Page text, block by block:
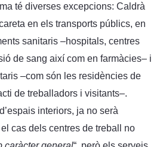
té diverses excepcions: Caldrà
en els transports públics, en
sanitaris –hospitals, centres
de sang així com en farmàcies– i
–com són les residències de
de treballadors i visitants–.
interiors, ja no serà
cas dels centres de treball no